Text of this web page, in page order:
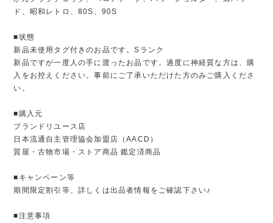
ド、昭和レトロ、80S、90S
■状態
新品未使用タグ付きのお品です。Sランク
新品ですが一度人の手に渡ったお品です。過度に神経質な方は、購
入をお控えください。事前にご了承いただけた方のみご購入くださ
い。
■購入元
ブランドリユース店
日本流通自主管理協会加盟店（AACD）
質屋・古物市場・ストア商品 鑑定済商品
■キャンペーン等
期間限定割引等、詳しくは出品者情報をご確認下さい♪
■注意事項